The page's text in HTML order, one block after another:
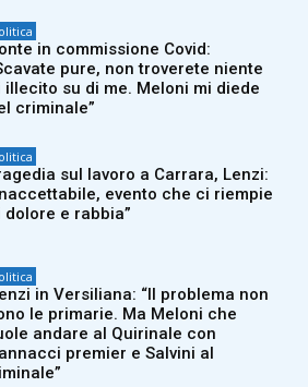
in commissione Covid:
pure, non troverete niente
illecito su di me. Meloni mi diede
criminale”
sul lavoro a Carrara, Lenzi:
evento che ci riempie
dolore e rabbia”
in Versiliana: “Il problema non
le primarie. Ma Meloni che
andare al Quirinale con
premier e Salvini al